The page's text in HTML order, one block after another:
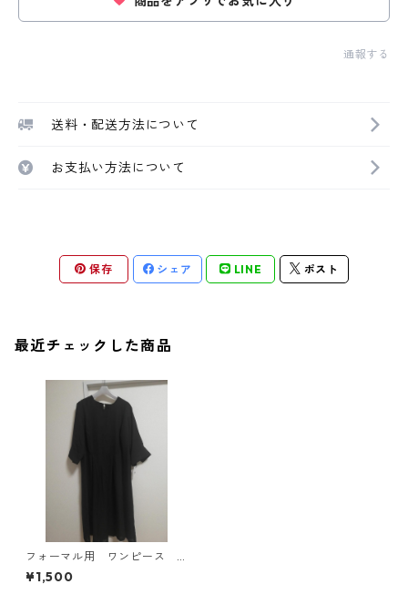
通報する
送料・配送方法について
お支払い方法について
保存 シェア LINE ポスト
最近チェックした商品
フォーマル用 ワンピース 4
L ブラック MAA-2785
¥1,500